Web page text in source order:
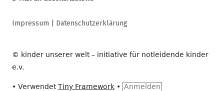
Impressum Datenschutzerklärung
© kinder unserer welt – initiative für notleidende kinder
e.v.
• VerwendetTiny Framework • Anmelden